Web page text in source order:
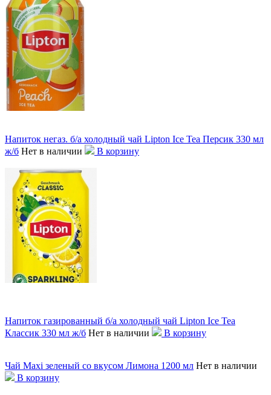
Напиток негаз. б/а холодный чай Lipton Ice Tea Персик 330 мл
ж/б Нет в наличии В корзину
Напиток газированный б/а холодный чай Lipton Ice Tea
Классик 330 мл ж/б Нет в наличии В корзину
Чай Maxi зеленый со вкусом Лимона 1200 мл Нет в наличии
В корзину